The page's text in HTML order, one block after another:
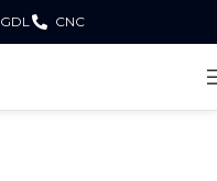
GDL CNC